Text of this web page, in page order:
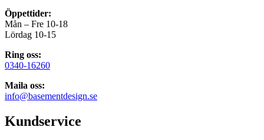
Öppettider:
Mån – Fre 10-18
Lördag 10-15
Ring oss:
0340-16260
Maila oss:
info@basementdesign.se
Kundservice